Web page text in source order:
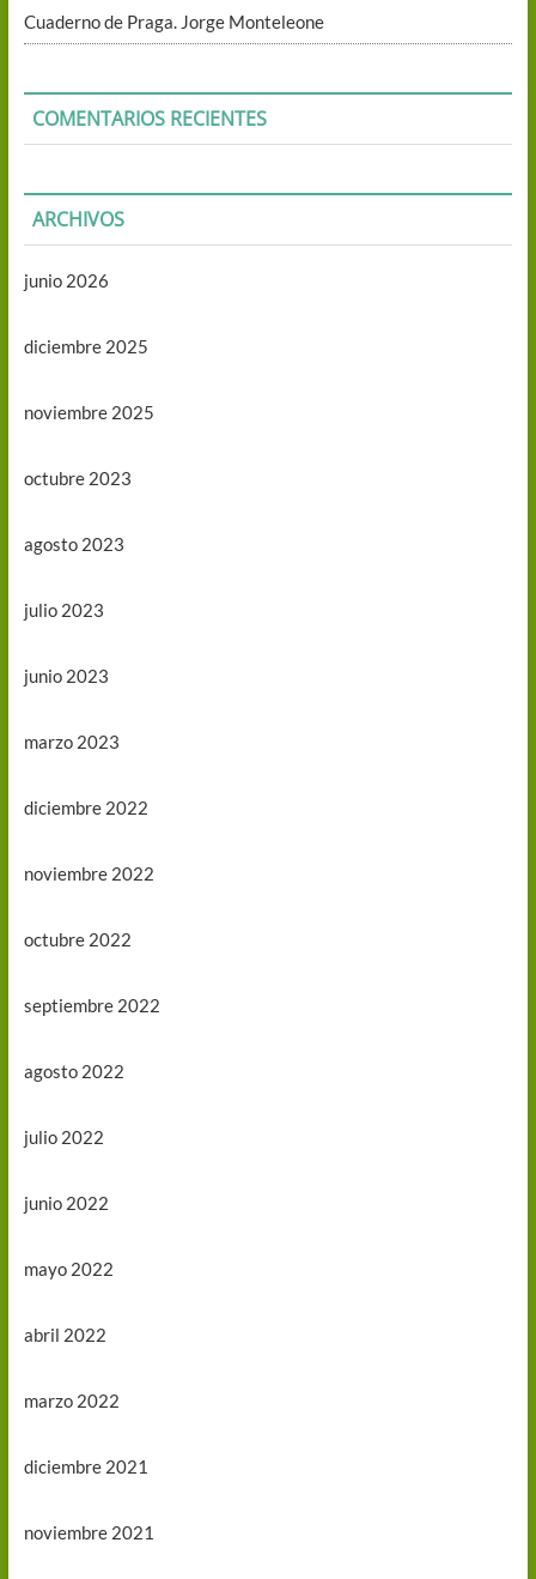
Cuaderno de Praga. Jorge Monteleone
COMENTARIOS RECIENTES
ARCHIVOS
junio 2026
diciembre 2025
noviembre 2025
octubre 2023
agosto 2023
julio 2023
junio 2023
marzo 2023
diciembre 2022
noviembre 2022
octubre 2022
septiembre 2022
agosto 2022
julio 2022
junio 2022
mayo 2022
abril 2022
marzo 2022
diciembre 2021
noviembre 2021